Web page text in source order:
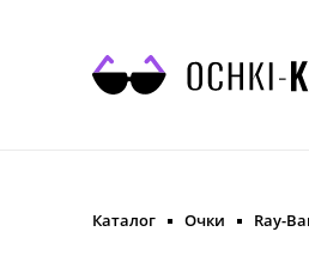
Каталог Очки Ray-